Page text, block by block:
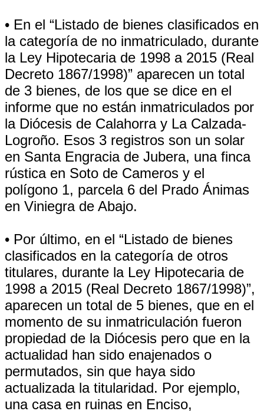
• En el “Listado de bienes clasificados en
la categoría de no inmatriculado, durante
la Ley Hipotecaria de 1998 a 2015 (Real
Decreto 1867/1998)” aparecen un total
de 3 bienes, de los que se dice en el
informe que no están inmatriculados por
la Diócesis de Calahorra y La Calzada-
Logroño. Esos 3 registros son un solar
en Santa Engracia de Jubera, una finca
rústica en Soto de Cameros y el
polígono 1, parcela 6 del Prado Ánimas
en Viniegra de Abajo.
• Por último, en el “Listado de bienes
clasificados en la categoría de otros
titulares, durante la Ley Hipotecaria de
1998 a 2015 (Real Decreto 1867/1998)”,
aparecen un total de 5 bienes, que en el
momento de su inmatriculación fueron
propiedad de la Diócesis pero que en la
actualidad han sido enajenados o
permutados, sin que haya sido
actualizada la titularidad. Por ejemplo,
una casa en ruinas en Enciso,